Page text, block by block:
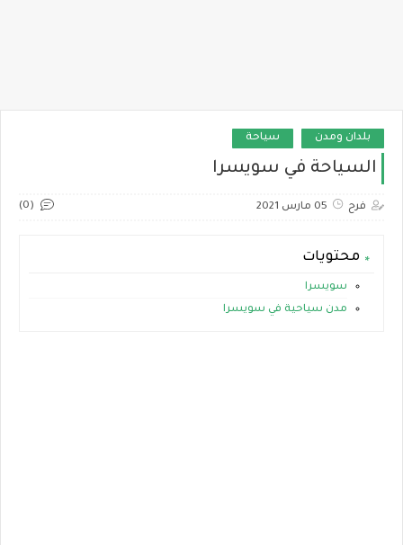
بلدان ومدن سياحة
السياحة في سويسرا
فرح 05 مارس 2021 (0)
محتويات
سويسرا
مدن سياحية في سويسرا